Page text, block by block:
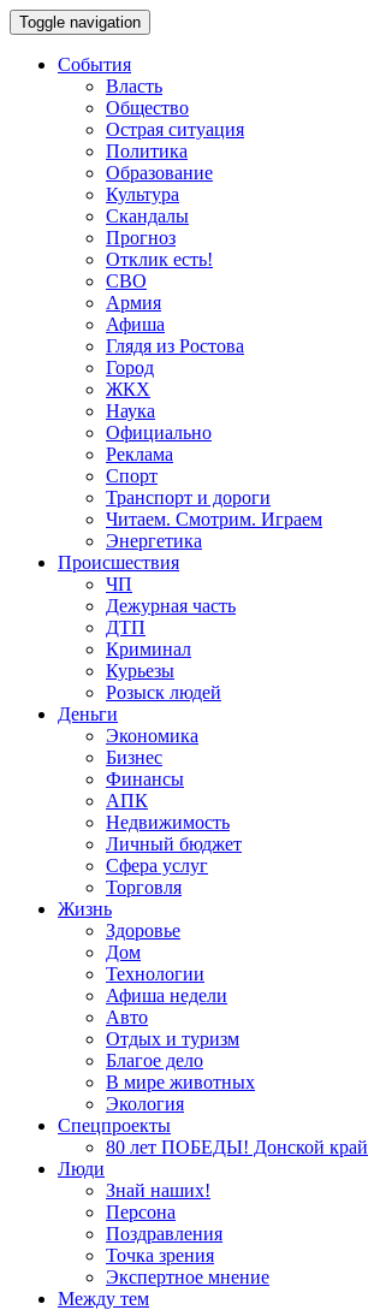
Toggle navigation
События
Власть
Общество
Острая ситуация
Политика
Образование
Культура
Скандалы
Прогноз
Отклик есть!
СВО
Армия
Афиша
Глядя из Ростова
Город
ЖКХ
Наука
Официально
Реклама
Спорт
Транспорт и дороги
Читаем. Смотрим. Играем
Энергетика
Происшествия
ЧП
Дежурная часть
ДТП
Криминал
Курьезы
Розыск людей
Деньги
Экономика
Бизнес
Финансы
АПК
Недвижимость
Личный бюджет
Сфера услуг
Торговля
Жизнь
Здоровье
Дом
Технологии
Афиша недели
Авто
Отдых и туризм
Благое дело
В мире животных
Экология
Спецпроекты
80 лет ПОБЕДЫ! Донской край
Люди
Знай наших!
Персона
Поздравления
Точка зрения
Экспертное мнение
Между тем